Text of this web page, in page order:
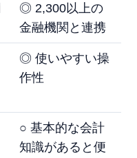
◎ 2,300以上の
金融機関と連携
◎ 使いやすい操
作性
○ 基本的な会計
知識があると便